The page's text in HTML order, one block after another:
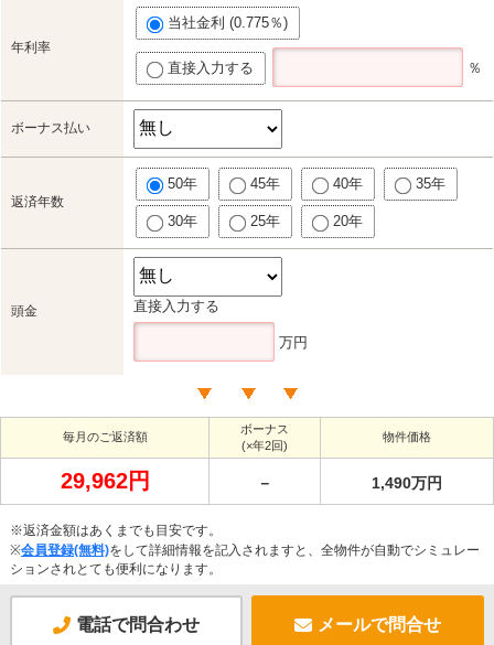
年利率
当社金利 (0.775％)
直接入力する ％
ボーナス払い
返済年数
50年 45年 40年 35年
30年 25年 20年
頭金 直接入力する
万円
毎月のご返済額
ボーナス
(×年2回)
物件価格
29,962円 － 1,490万円
※返済金額はあくまでも目安です。
※会員登録(無料)をして詳細情報を記入されますと、全物件が自動でシミュレー
ションされとても便利になります。
電話で問合わせ メールで問合せ